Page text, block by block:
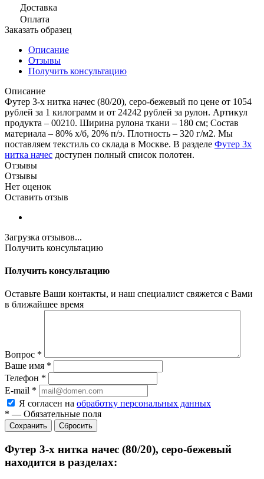
Доставка
Оплата
Заказать образец
Описание
Отзывы
Получить консультацию
Описание
Футер 3-х нитка начес (80/20), серо-бежевый по цене от 1054
рублей за 1 килограмм и от 24242 рублей за рулон. Артикул
продукта – 00210. Ширина рулона ткани – 180 см; Состав
материала – 80% х/б, 20% п/э. Плотность – 320 г/м2. Мы
поставляем текстиль со склада в Москве. В разделе Футер 3х
нитка начес доступен полный список полотен.
Отзывы
Отзывы
Нет оценок
Оставить отзыв
Загрузка отзывов...
Получить консультацию
Получить консультацию
Оставьте Ваши контакты, и наш специалист свяжется с Вами
в ближайшее время
Вопрос *
Ваше имя *
Телефон *
E-mail *
Я согласен на обработку персональных данных
* — Обязательные поля
Сбросить
Футер 3-х нитка начес (80/20), серо-бежевый
находится в разделах: